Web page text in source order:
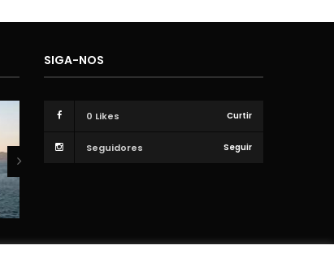
VÍDEOS
SIGA-NOS
0 Likes Curtir
Seguidores Seguir